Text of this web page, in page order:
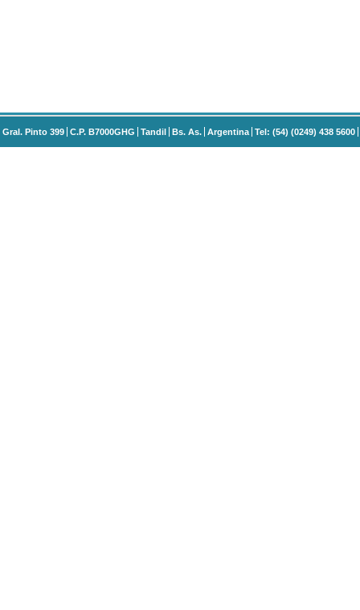
Gral. Pinto 399 C.P. B7000GHG Tandil Bs. As. Argentina Tel: (54) (0249) 438 5600